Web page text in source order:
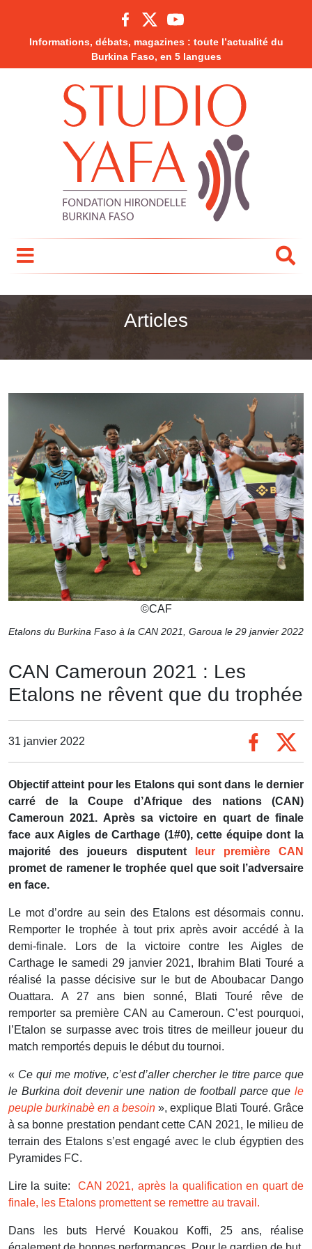
Informations, débats, magazines : toute l’actualité du
Burkina Faso, en 5 langues
Articles
©CAF
Etalons du Burkina Faso à la CAN 2021, Garoua le 29 janvier 2022
CAN Cameroun 2021 : Les
Etalons ne rêvent que du trophée
31 janvier 2022
Objectif atteint pour les Etalons qui sont dans le dernier
carré de la Coupe d’Afrique des nations (CAN)
Cameroun 2021. Après sa victoire en quart de finale
face aux Aigles de Carthage (1#0), cette équipe dont la
majorité des joueurs disputent
leur première CAN
promet de ramener le trophée quel que soit l’adversaire
en face.
Le mot d’ordre au sein des Etalons est désormais connu.
Remporter le trophée à tout prix après avoir accédé à la
demi-finale. Lors de la victoire contre les Aigles de
Carthage le samedi 29 janvier 2021, Ibrahim Blati Touré a
réalisé la passe décisive sur le but de Aboubacar Dango
Ouattara. A 27 ans bien sonné, Blati Touré rêve de
remporter sa première CAN au Cameroun. C’est pourquoi,
l’Etalon se surpasse avec trois titres de meilleur joueur du
match remportés depuis le début du tournoi.
« Ce qui me motive, c’est d’aller chercher le titre parce que
le Burkina doit devenir une nation de football parce que le
peuple burkinabè en a besoin », explique Blati Touré. Grâce
à sa bonne prestation pendant cette CAN 2021, le milieu de
terrain des Etalons s’est engagé avec le club égyptien des
Pyramides FC.
Lire la suite: CAN 2021, après la qualification en quart de
finale, les Etalons promettent se remettre au travail.
Dans les buts Hervé Kouakou Koffi, 25 ans, réalise